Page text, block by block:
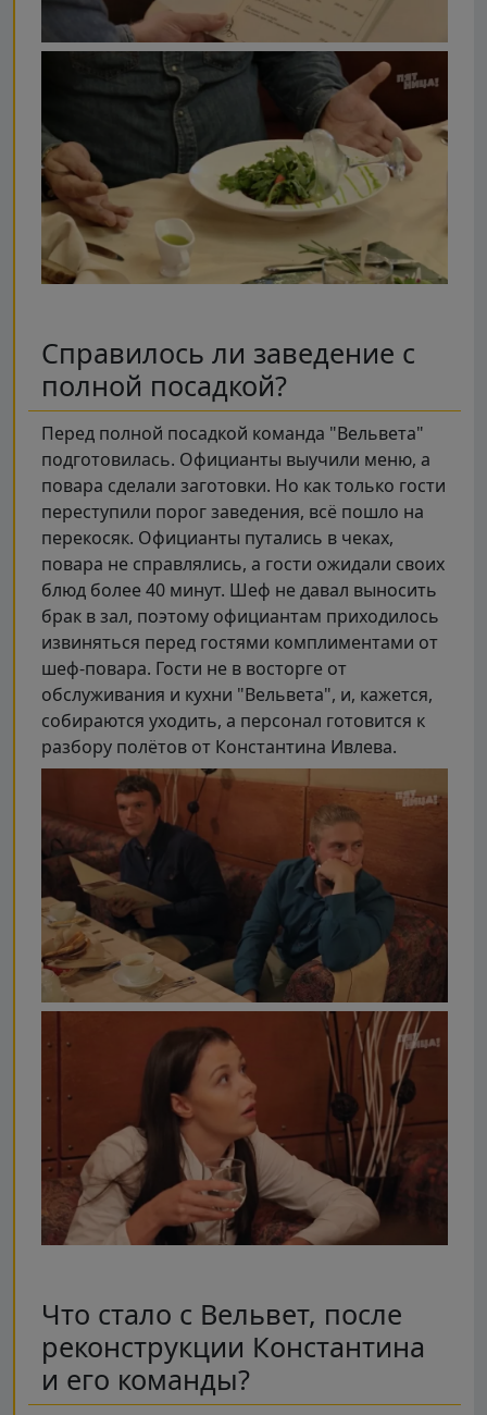
Справилось ли заведение с
полной посадкой?
Перед полной посадкой команда "Вельвета"
подготовилась. Официанты выучили меню, а
повара сделали заготовки. Но как только гости
переступили порог заведения, всё пошло на
перекосяк. Официанты путались в чеках,
повара не справлялись, а гости ожидали своих
блюд более 40 минут. Шеф не давал выносить
брак в зал, поэтому официантам приходилось
извиняться перед гостями комплиментами от
шеф-повара. Гости не в восторге от
обслуживания и кухни "Вельвета", и, кажется,
собираются уходить, а персонал готовится к
разбору полётов от Константина Ивлева.
Что стало с Вельвет, после
реконструкции Константина
и его команды?